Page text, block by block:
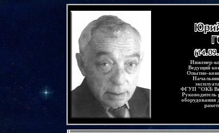
Инженер-
Ведущий
Опытно-
ФГУП "ОКБ
Руководитель
оборудования